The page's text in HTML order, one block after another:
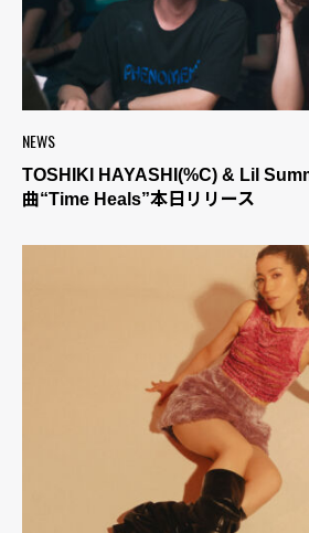
NEWS
TOSHIKI HAYASHI(%C) & Lil
曲“Time Heals”本日リリース